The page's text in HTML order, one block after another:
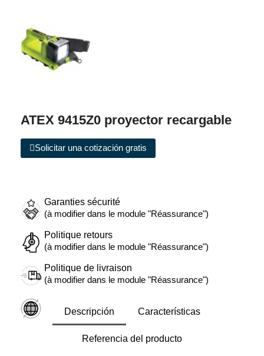
ATEX 9415Z0 proyector recargable
Solicitar una cotización gratis
Garanties sécurité
(à modifier dans le module "Réassurance")
Politique retours
(à modifier dans le module "Réassurance")
Politique de livraison
(à modifier dans le module "Réassurance")
Descripción Características
Referencia del producto